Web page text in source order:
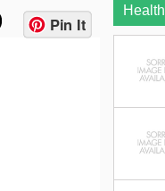
Pin It
Health